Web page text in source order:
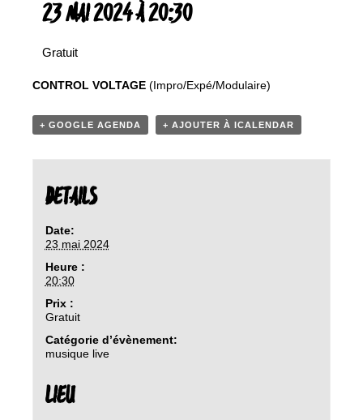
23 MAI 2024 À 20:30
Gratuit
CONTROL VOLTAGE (Impro/Expé/Modulaire)
+ GOOGLE AGENDA + AJOUTER À ICALENDAR
DETAILS
Date:
23 mai 2024
Heure :
20:30
Prix :
Gratuit
Catégorie d’évènement:
musique live
LIEU